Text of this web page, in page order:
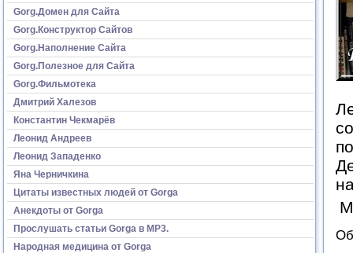
Gorg.Домен для Сайта
Gorg.Конструктор Сайтов
Gorg.Наполнение Сайта
Gorg.Полезное для Сайта
Gorg.Фильмотека
Дмитрий Халезов
Константин Чекмарёв
Леонид Андреев
Леонид Западенко
Яна Черничкина
Цитаты известных людей от Gorga
Анекдоты от Gorga
Прослушать статьи Gorga в МР3.
Народная медицина от Gorga